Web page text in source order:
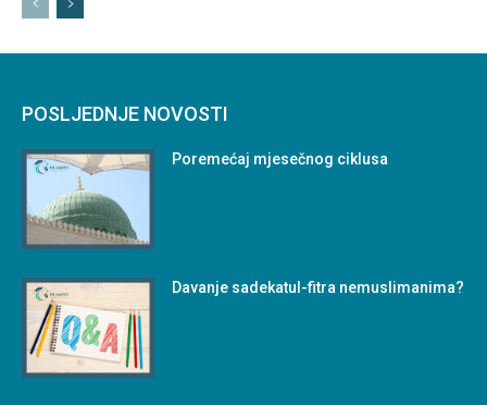
POSLJEDNJE NOVOSTI
Poremećaj mjesečnog ciklusa
Davanje sadekatul-fitra nemuslimanima?